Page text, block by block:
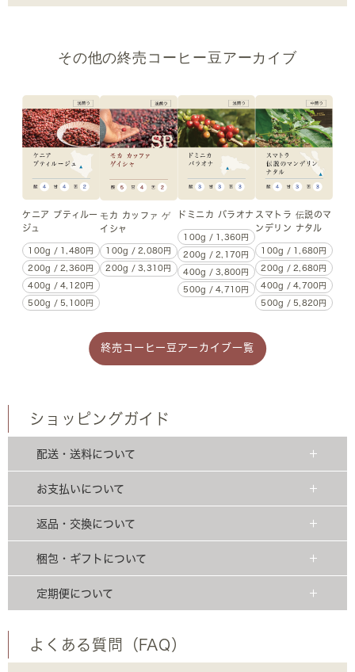
その他の終売コーヒー豆アーカイブ
ケニア プティルー
ジュ
100g / 1,480円
200g / 2,360円
400g / 4,120円
500g / 5,100円
モカ カッファ ゲ
イシャ
100g / 2,080円
200g / 3,310円
ドミニカ バラオナ
100g / 1,360円
200g / 2,170円
400g / 3,800円
500g / 4,710円
スマトラ 伝説のマ
ンデリン ナタル
100g / 1,680円
200g / 2,680円
400g / 4,700円
500g / 5,820円
終売コーヒー豆アーカイブ一覧
ショッピングガイド
配送・送料について
お支払いについて
返品・交換について
梱包・ギフトについて
定期便について
よくある質問（FAQ）